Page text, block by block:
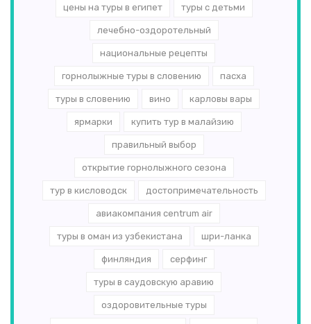
цены на туры в египет туры с детьми
лечебно-оздоротельный
национальные рецепты
горнолыжные туры в словению пасха
туры в словению вино карловы вары
ярмарки купить тур в малайзию
правильный выбор
открытие горнолыжного сезона
тур в кисловодск достопримечательность
авиакомпания centrum air
туры в оман из узбекистана шри-ланка
финляндия серфинг
туры в саудовскую аравию
оздоровительные туры